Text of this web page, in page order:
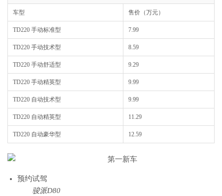
车型 售价（万元）
TD220 手动标准型 7.99
TD220 手动技术型 8.59
TD220 手动舒适型 9.29
TD220 手动精英型 9.99
TD220 自动技术型 9.99
TD220 自动精英型 11.29
TD220 自动豪华型 12.59
预约试驾
骏派D80